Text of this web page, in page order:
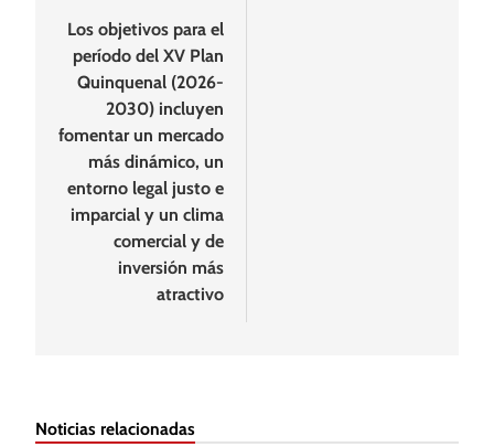
Los objetivos para el
período del XV Plan
Quinquenal (2026-
2030) incluyen
fomentar un mercado
más dinámico, un
entorno legal justo e
imparcial y un clima
comercial y de
inversión más
atractivo
Noticias relacionadas